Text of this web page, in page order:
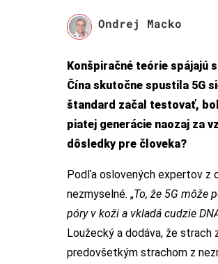
Ondrej Macko
Konšpiračné teórie spájajú
Čína skutočne spustila 5G
štandard začal testovať,
piatej generácie naozaj za
dôsledky pre človeka?
Podľa oslovených expertov z
nezmyselné. „To, že 5G môže
póry v koži a vkladá cudzie
Loužecký a dodáva, že strach
predovšetkým strachom z